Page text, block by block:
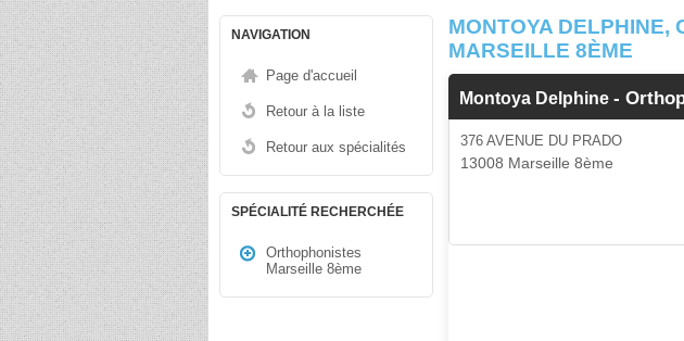
NAVIGATION
Page d'accueil
Retour à la liste
Retour aux spécialités
SPÉCIALITÉ RECHERCHÉE
Orthophonistes
Marseille 8ème
MONTOYA DELPHINE,
MARSEILLE 8ÈME
Montoya Delphine-
376 AVENUE DU PRADO
13008 Marseille 8ème